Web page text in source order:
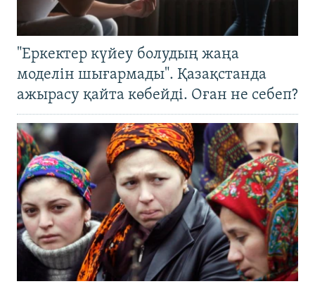
"Еркектер күйеу болудың жаңа
моделін шығармады". Қазақстанда
ажырасу қайта көбейді. Оған не себеп?